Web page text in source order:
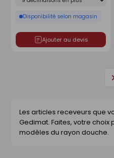
Disponibilité selon magasin
Ajouter au devis
Les articles receveurs que
Gedimat. Faites, votre choix
modèles du rayon douche.